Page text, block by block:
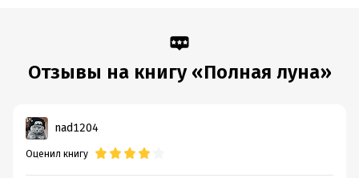
Отзывы на книгу «Полная луна»
nad1204
Оценил книгу